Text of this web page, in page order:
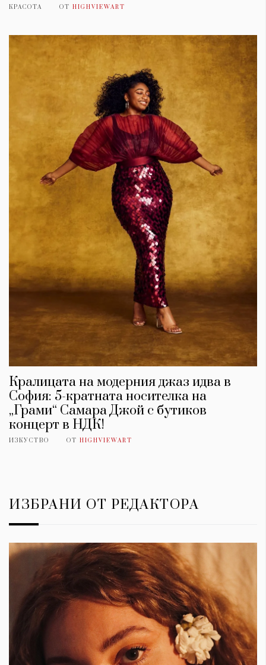
КРАСОТА ОТ HIGHVIEWART
Кралицата на модерния джаз идва в
София: 5-кратната носителка на
„Грами“ Самара Джой с бутиков
концерт в НДК!
ИЗКУСТВО ОТ HIGHVIEWART
ИЗБРАНИ ОТ РЕДАКТОРА